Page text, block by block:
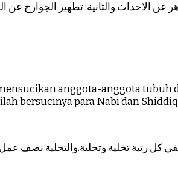
عن الاحداث.والثانية: تطهير الجوارح عن
anggota-anggota tubuh
bersucinya para Nabi dan